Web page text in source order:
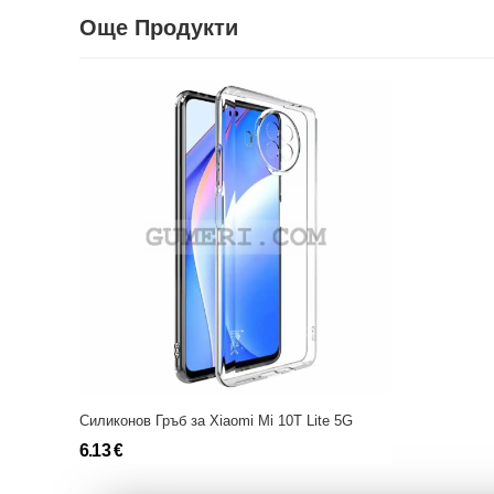
Още Продукти
Силиконов Гръб за Xiaomi Mi 10T Lite 5G
6.13 €